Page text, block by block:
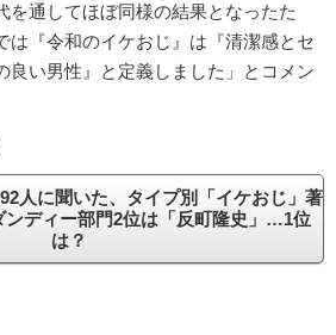
を通してほぼ同様の結果となったた
は『令和のイケおじ』は『清潔感とセ
良い男性』と定義しました」とコメン
人に聞いた、タイプ別「イケおじ」著
ディー部門2位は「反町隆史」…1位
は？